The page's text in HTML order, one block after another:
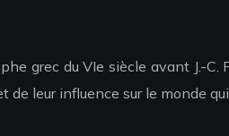
grec du VIe siècle avant J.-
leur influence sur le monde